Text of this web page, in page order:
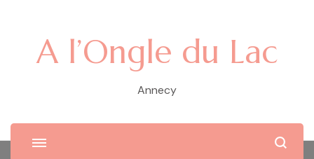
A l’Ongle du Lac
Annecy